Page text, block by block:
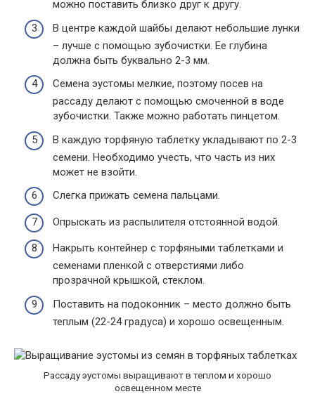
можно поставить близко друг к другу.
В центре каждой шайбы делают небольшие лунки
– лучше с помощью зубочистки. Ее глубина
должна быть буквально 2-3 мм.
Семена эустомы мелкие, поэтому посев на
рассаду делают с помощью смоченной в воде
зубочистки. Также можно работать пинцетом.
В каждую торфяную таблетку укладывают по 2-3
семени. Необходимо учесть, что часть из них
может не взойти.
Слегка прижать семена пальцами.
Опрыскать из распылителя отстоянной водой.
Накрыть контейнер с торфяными таблетками и
семенами пленкой с отверстиями либо
прозрачной крышкой, стеклом.
Поставить на подоконник – место должно быть
теплым (22-24 градуса) и хорошо освещенным.
Рассаду эустомы выращивают в теплом и хорошо
освещенном месте